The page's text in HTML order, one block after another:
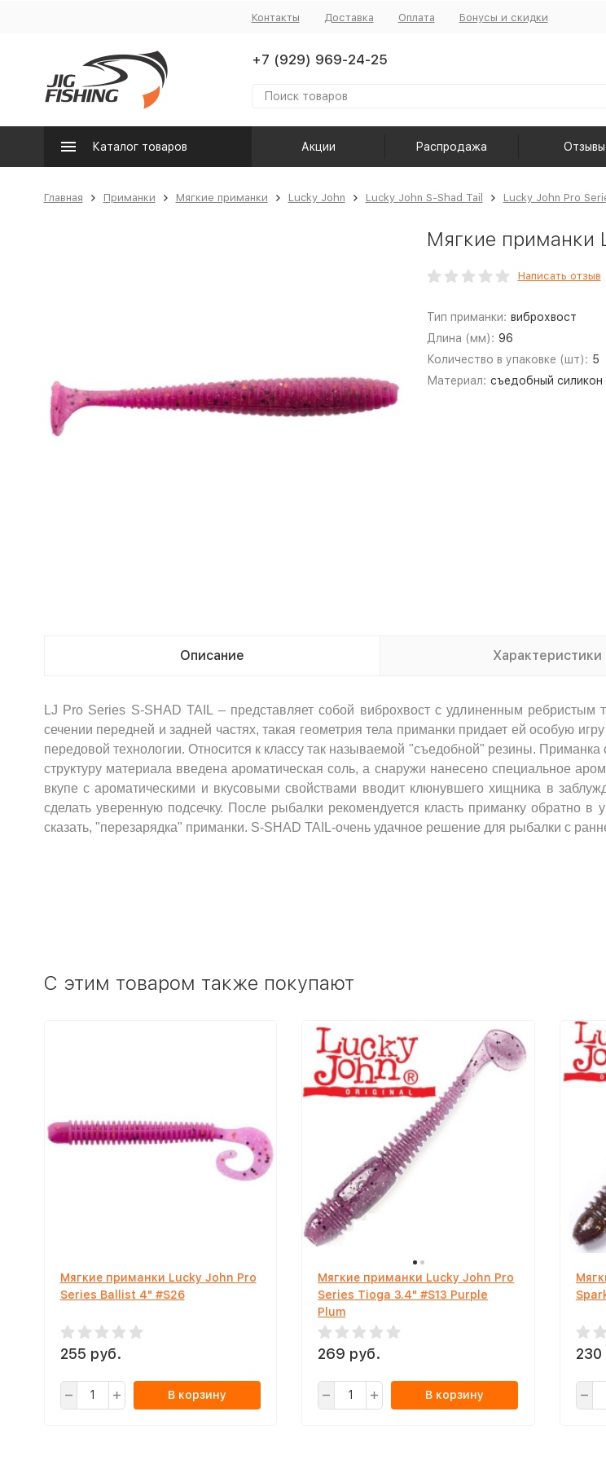
Контакты Доставка Оплата Бонусы и скидки
+7 (929) 969-24-25
Каталог товаров Акции Распродажа Отзывы
Главная Приманки Мягкие приманки Lucky John Lucky John S-Shad Tail Lucky John Pro
Мягкие приманки
Написать отзыв
Тип приманки: виброхвост
Длина (мм): 96
Количество в упаковке (шт): 5
Материал: съедобный силикон
Описание Характеристики
LJ Pro Series S-SHAD TAIL – представляет собой виброхвост с удлиненным
сечении передней и задней частях, такая геометрия тела приманки придает ей особую
передовой технологии. Относится к классу так называемой "съедобной" резины.
структуру материала введена ароматическая соль, а снаружи нанесено специальное
вкупе с ароматическими и вкусовыми свойствами вводит клюнувшего хищника в
сделать уверенную подсечку. После рыбалки рекомендуется класть приманку обратно в
сказать, "перезарядка" приманки. S-SHAD TAIL-очень удачное решение для рыбалки с
C этим товаром также покупают
Мягкие приманки Lucky John Pro
Series Ballist 4" #S26
255 руб.
В корзину
Мягкие приманки Lucky John Pro
Series Tioga 3.4" #S13 Purple
Plum
269 руб.
В корзину
230